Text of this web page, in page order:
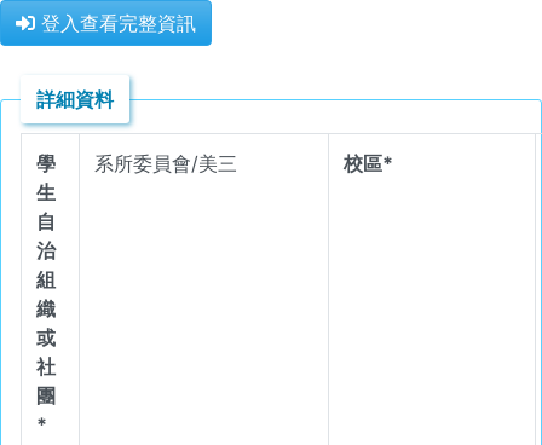
登入查看完整資訊
詳細資料
學
生
自
治
組
織
或
社
團
*
系所委員會/美三 校區*